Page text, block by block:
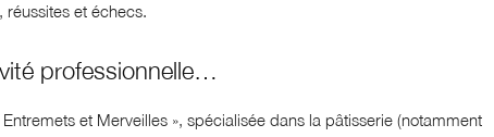
réussites et échecs.
professionnelle…
et Merveilles », spécialisée dans la pâtisserie (notamment